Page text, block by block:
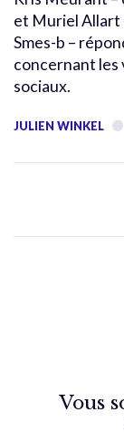
et Muriel Allart
Smes-b –
concernant les
sociaux.
JULIEN WINKEL
Vous